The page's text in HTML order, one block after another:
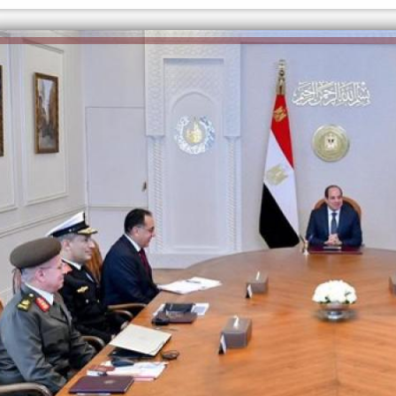
إلهام شرشر تكتب: دي مبقتش كورة..
الكاتبة إلهام شرشر تهنئ الرئيس
السيسي بعيد ميلاده وتُشيد بجهوده
في بناء الدولة